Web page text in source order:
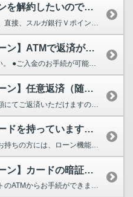
Ｖポイント付きカードローンを解約したいのですがどうしたらよいですか。
カード名義人であるご本人さまから、直接、スルガ銀行Ｖポイント付きカードローン専用デスク （01...
【Ｖポイント付きカードローン】ATMで返済ができません。
1.ご利用されるATMをご確認ください。 ●ご入金のお手続が可能なATMはスルガ銀行のほか、...
【Ｖポイント付きカードローン】任意返済（随時返済）はできますか？
既にＶポイントが貯まるカードを持っていますが、スルガ銀行発行のＶポイント付...
既に、Ｖポイントが貯まるカードをお持ちの方には、ローン機能のみのＶポイント付きカードローン単体...
【Ｖポイント付きカードローン】カードの暗証番号を変更するにはどうしたらいい...
スルガ銀行、セブン銀行、イーネットのATMからお手続ができます。 その際、Ｖポイント付きカー...